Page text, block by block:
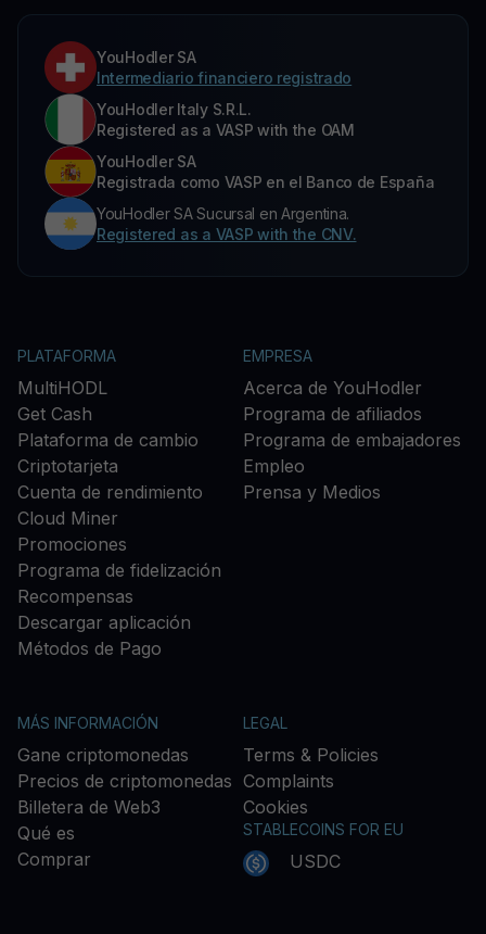
YouHodler SA
Intermediario financiero registrado
YouHodler Italy S.R.L.
Registered as a VASP with the OAM
YouHodler SA
Registrada como VASP en el Banco de España
YouHodler SA Sucursal en Argentina.
Registered as a VASP with the CNV.
PLATAFORMA
MultiHODL
Get Cash
Plataforma de cambio
Criptotarjeta
Cuenta de rendimiento
Cloud Miner
Promociones
Programa de fidelización
Recompensas
Descargar aplicación
Métodos de Pago
EMPRESA
Acerca de YouHodler
Programa de afiliados
Programa de embajadores
Empleo
Prensa y Medios
MÁS INFORMACIÓN
Gane criptomonedas
Precios de criptomonedas
Billetera de Web3
Qué es
Comprar
LEGAL
Terms & Policies
Complaints
Cookies
STABLECOINS FOR EU
USDC